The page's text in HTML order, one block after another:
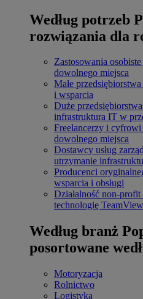
Według potrzeb
rozwiązania dla
Zastosowania osobiste
dowolnego miejsca
Małe przedsiębiorstwa
i wsparcia
Duże przedsiębiorstwa
infrastruktura IT w
Freelancerzy i cyfrowi
dowolnego miejsca
Dostawcy usług
utrzymanie
Producenci
wsparcia i obsługi
Działalność non-
technologię
Według branż
posortowane
Motoryzacja
Rolnictwo
Logistyka